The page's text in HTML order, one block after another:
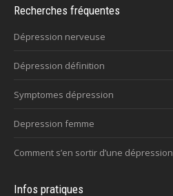
Recherches fréquentes
Dépression nerveuse
Dépression définition
Symptomes dépression
Depression femme
Comment s’en sortir d’une dépression
Infos pratiques